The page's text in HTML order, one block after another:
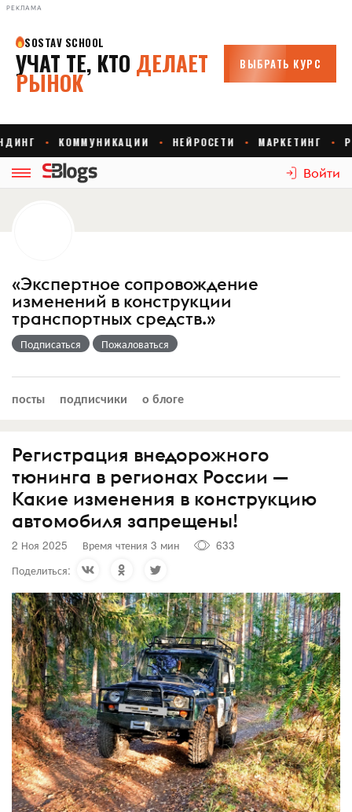
РЕКЛАМА
Войти
«Экспертное сопровождение
изменений в конструкции
транспортных средств.»
Подписаться Пожаловаться
посты подписчики о блоге
Регистрация внедорожного
тюнинга в регионах России —
Какие изменения в конструкцию
автомобиля запрещены!
2 Ноя 2025 Время чтения 3 мин
633
Поделиться: